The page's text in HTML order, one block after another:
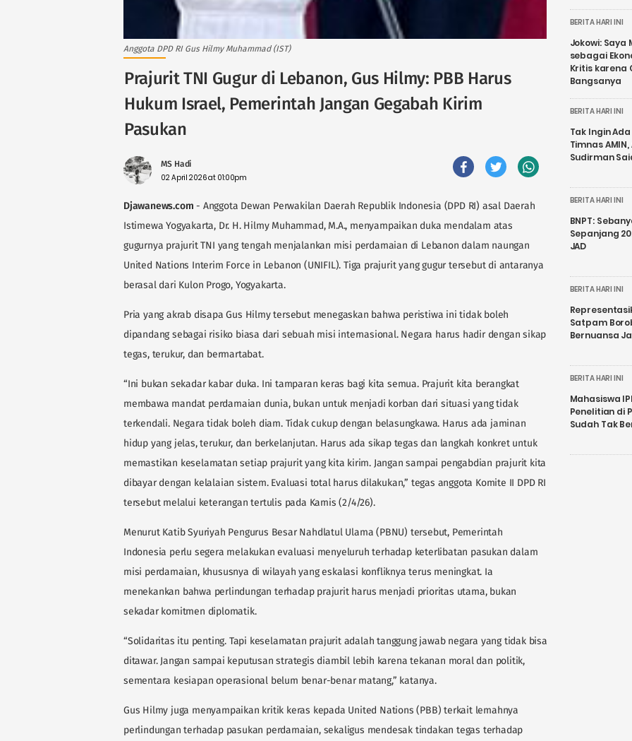
Anggota DPD RI Gus Hilmy Muhammad (IST)
Prajurit TNI Gugur di Lebanon, Gus Hilmy: PBB Harus
Hukum Israel, Pemerintah Jangan Gegabah Kirim
Pasukan
MS Hadi
02 April 2026 at 01:00pm
Djawanews.com - Anggota Dewan Perwakilan Daerah Republik Indonesia (DPD RI) asal Daerah
Istimewa Yogyakarta, Dr. H. Hilmy Muhammad, M.A., menyampaikan duka mendalam atas
gugurnya prajurit TNI yang tengah menjalankan misi perdamaian di Lebanon dalam naungan
United Nations Interim Force in Lebanon (UNIFIL). Tiga prajurit yang gugur tersebut di antaranya
berasal dari Kulon Progo, Yogyakarta.
Pria yang akrab disapa Gus Hilmy tersebut menegaskan bahwa peristiwa ini tidak boleh
dipandang sebagai risiko biasa dari sebuah misi internasional. Negara harus hadir dengan sikap
tegas, terukur, dan bermartabat.
“Ini bukan sekadar kabar duka. Ini tamparan keras bagi kita semua. Prajurit kita berangkat
membawa mandat perdamaian dunia, bukan untuk menjadi korban dari situasi yang tidak
terkendali. Negara tidak boleh diam. Tidak cukup dengan belasungkawa. Harus ada jaminan
hidup yang jelas, terukur, dan berkelanjutan. Harus ada sikap tegas dan langkah konkret untuk
memastikan keselamatan setiap prajurit yang kita kirim. Jangan sampai pengabdian prajurit kita
dibayar dengan kelalaian sistem. Evaluasi total harus dilakukan,” tegas anggota Komite II DPD RI
tersebut melalui keterangan tertulis pada Kamis (2/4/26).
Menurut Katib Syuriyah Pengurus Besar Nahdlatul Ulama (PBNU) tersebut, Pemerintah
Indonesia perlu segera melakukan evaluasi menyeluruh terhadap keterlibatan pasukan dalam
misi perdamaian, khususnya di wilayah yang eskalasi konfliknya terus meningkat. Ia
menekankan bahwa perlindungan terhadap prajurit harus menjadi prioritas utama, bukan
sekadar komitmen diplomatik.
“Solidaritas itu penting. Tapi keselamatan prajurit adalah tanggung jawab negara yang tidak bisa
ditawar. Jangan sampai keputusan strategis diambil lebih karena tekanan moral dan politik,
sementara kesiapan operasional belum benar-benar matang,” katanya.
Gus Hilmy juga menyampaikan kritik keras kepada United Nations (PBB) terkait lemahnya
perlindungan terhadap pasukan perdamaian, sekaligus mendesak tindakan tegas terhadap
BERITA HARI INI
Jokowi: Saya
sebagai
Kritis karena
Bangsanya
BERITA HARI INI
Tak Ingin
Timnas
Sudirman
BERITA HARI INI
BNPT:
Sepanjang
JAD
BERITA HARI INI
Satpam
Bernuansa
BERITA HARI INI
Mahasiswa
Penelitian di
Sudah Tak